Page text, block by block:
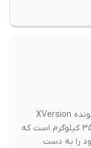
نوار نایلونی 3 متری بادوام در بند سگ جمع شونده XVersion
کوچک و متوسط ​​با وزن کمتر از 35 کیلوگرم است که
به دست